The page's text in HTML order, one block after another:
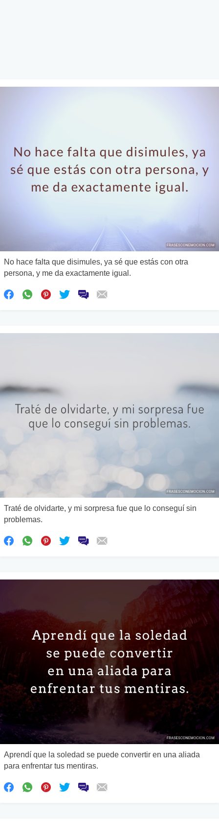
No hace falta que disimules, ya sé que estás con otra
persona, y me da exactamente igual.
Traté de olvidarte, y mi sorpresa fue que lo conseguí sin
problemas.
Aprendí que la soledad se puede convertir en una aliada
para enfrentar tus mentiras.